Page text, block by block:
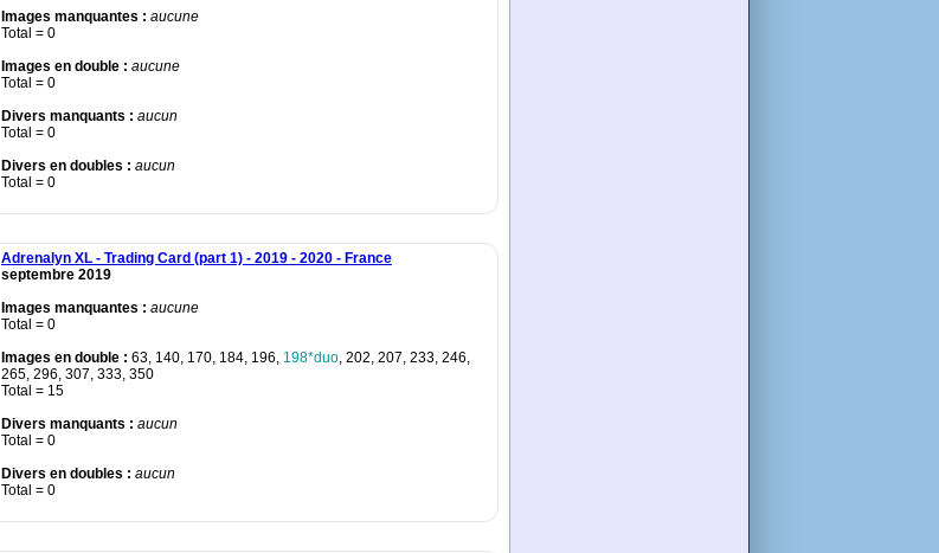
Images manquantes : aucune
Total = 0
Images en double : aucune
Total = 0
Divers manquants : aucun
Total = 0
Divers en doubles : aucun
Total = 0
Adrenalyn XL - Trading Card (part 1) - 2019 - 2020 - France
septembre 2019
Images manquantes : aucune
Total = 0
Images en double : 63, 140, 170, 184, 196, 198*duo, 202, 207, 233, 246,
265, 296, 307, 333, 350
Total = 15
Divers manquants : aucun
Total = 0
Divers en doubles : aucun
Total = 0